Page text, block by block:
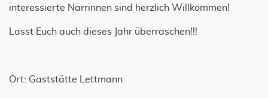
interessierte Närrinnen sind herzlich Willkommen!
Lasst Euch auch dieses Jahr überraschen!!!
Ort: Gaststätte Lettmann